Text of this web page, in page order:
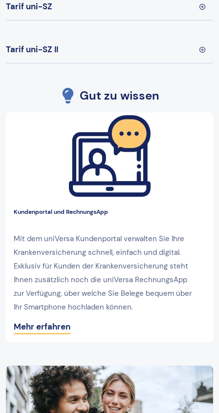
Tarif uni-SZ
Tarif uni-SZ II
Gut zu wissen
Kundenportal und RechnungsApp
Mit dem uniVersa Kundenportal verwalten Sie Ihre
Krankenversicherung schnell, einfach und digital.
Exklusiv für Kunden der Krankenversicherung steht
Ihnen zusätzlich noch die uniVersa RechnungsApp
zur Verfügung, über welche Sie Belege bequem über
Ihr Smartphone hochladen können.
Mehr erfahren